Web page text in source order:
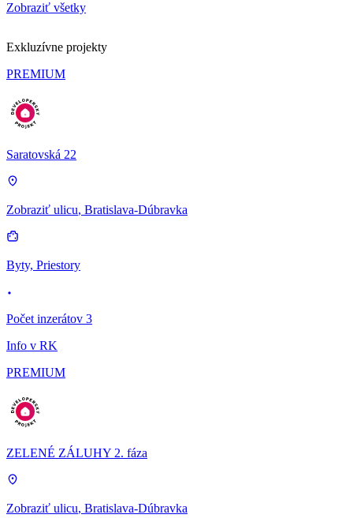
Zobraziť všetky
Exkluzívne projekty
PREMIUM
Saratovská 22
Zobraziť ulicu, Bratislava-Dúbravka
Byty, Priestory
Počet inzerátov 3
Info v RK
PREMIUM
ZELENÉ ZÁLUHY 2. fáza
Zobraziť ulicu, Bratislava-Dúbravka